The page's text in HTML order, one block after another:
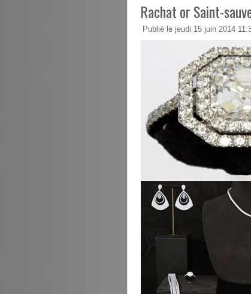
Rachat or Saint-
Publié le jeudi 15 juin 2014